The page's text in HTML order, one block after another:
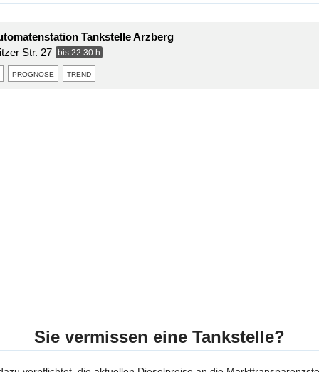
Tankstelle Arzberg
Str. 27
bis 22:30 h
prognose trend
Sie vermissen eine Tankstelle?